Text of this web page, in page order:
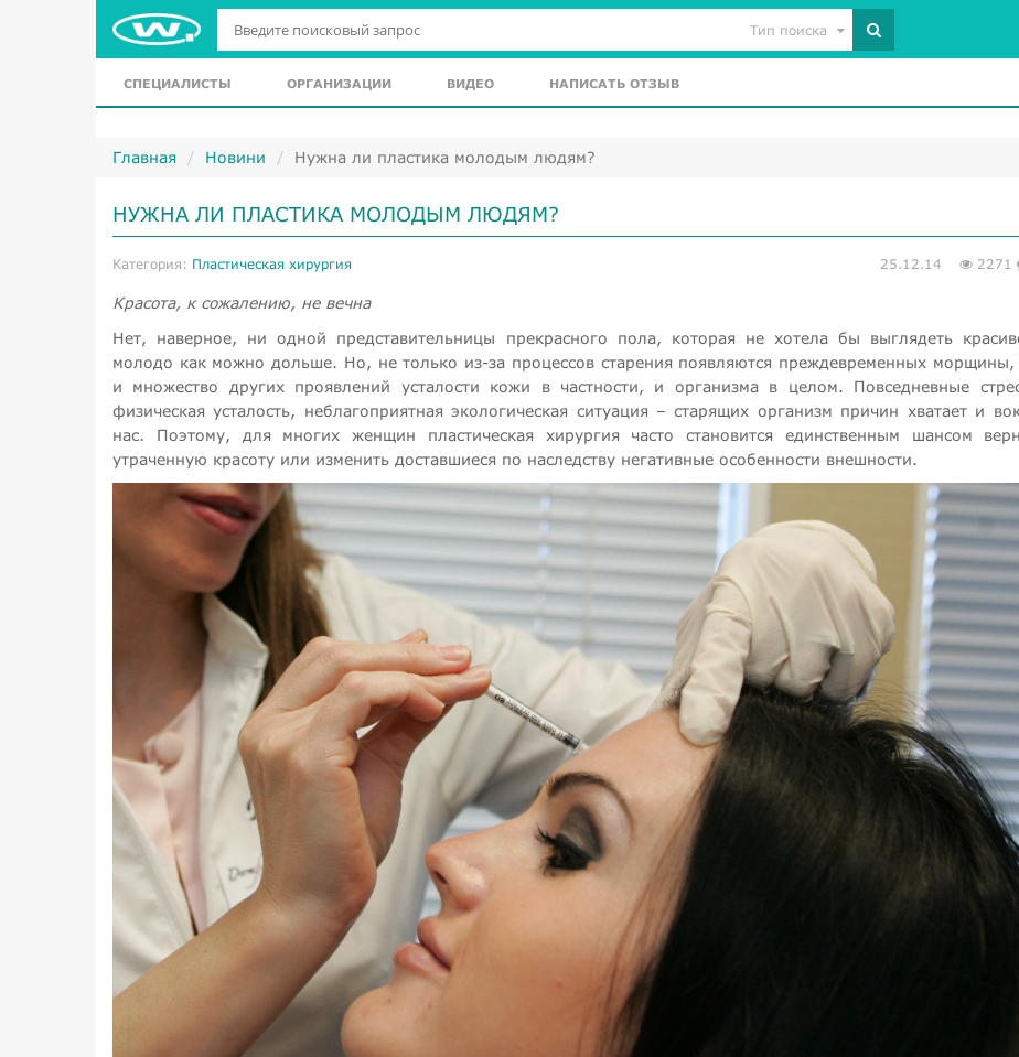
Тип поиска
СПЕЦИАЛИСТЫ ОРГАНИЗАЦИИ ВИДЕО НАПИСАТЬ ОТЗЫВ
Главная Новини Нужна ли пластика молодым людям?
НУЖНА ЛИ ПЛАСТИКА МОЛОДЫМ ЛЮДЯМ?
Категория: Пластическая хирургия 25.12.14 2271
Красота, к сожалению, не вечна
Нет, наверное, ни одной представительницы прекрасного пола, которая не хотела бы выглядеть
молодо как можно дольше. Но, не только из-за процессов старения появляются преждевременных морщины,
и множество других проявлений усталости кожи в частности, и организма в целом. Повседневные
физическая усталость, неблагоприятная экологическая ситуация – старящих организм причин хватает и
нас. Поэтому, для многих женщин пластическая хирургия часто становится единственным шансом
утраченную красоту или изменить доставшиеся по наследству негативные особенности внешности.